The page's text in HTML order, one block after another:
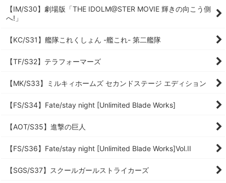
【IM/S30】劇場版「THE IDOLM@STER MOVIE 輝きの向こう側
へ!」
【KC/S31】艦隊これくしょん -艦これ- 第二艦隊
【TF/S32】テラフォーマーズ
【MK/S33】ミルキィホームズ セカンドステージ エディション
【FS/S34】Fate/stay night [Unlimited Blade Works]
【AOT/S35】進撃の巨人
【FS/S36】Fate/stay night [Unlimited Blade Works]Vol.II
【SGS/S37】スクールガールストライカーズ